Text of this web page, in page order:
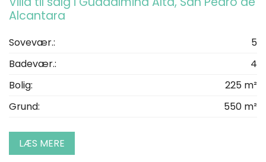
Alcantara
Sovevær.:
5
Badevær.:
4
Bolig:
225 m²
Grund:
550 m²
LÆS MERE